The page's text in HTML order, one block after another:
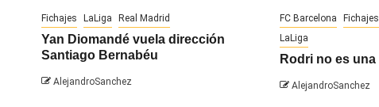
Fichajes LaLiga Real Madrid
Yan Diomandé vuela dirección
Santiago Bernabéu
AlejandroSanchez
FC Barcelona Fichajes
LaLiga
Rodri no es
AlejandroSanchez